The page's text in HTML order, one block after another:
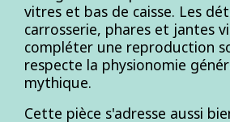
vitres et bas de caisse. Les
carrosserie, phares et jantes
compléter une reproduction
respecte la physionomie
mythique.
Cette pièce s'adresse aussi